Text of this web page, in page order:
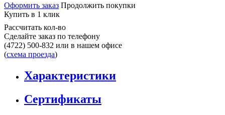
Оформить заказ Продолжить покупки
Купить в 1 клик
Рассчитать кол-во
Сделайте заказ по телефону
(4722) 500-832 или в нашем офисе
(схема проезда)
Характеристики
Сертификаты